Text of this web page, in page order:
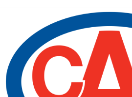
chemins
polyvalence…
ou